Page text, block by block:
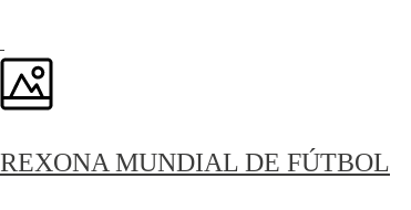
REXONA MUNDIAL DE FÚTBOL